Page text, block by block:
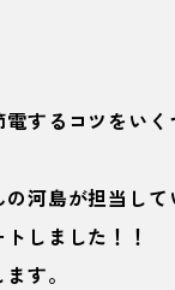
するコツをい
河島が担当して
しました！！
す。